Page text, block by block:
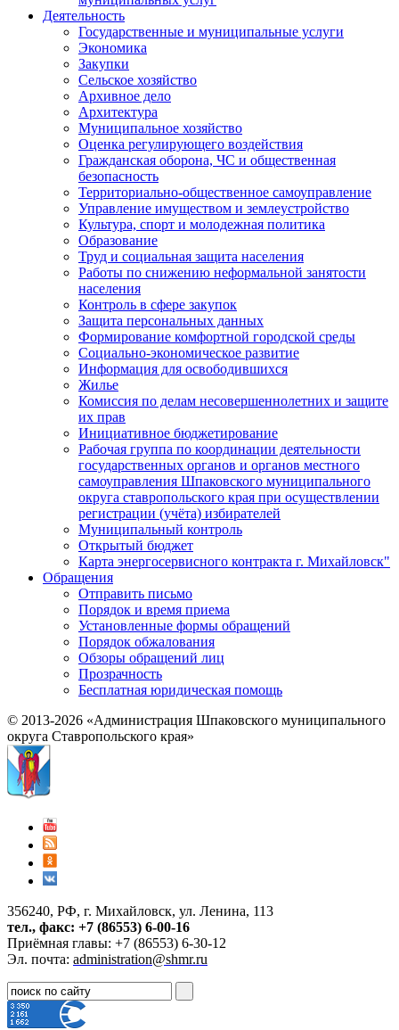
Деятельность
Государственные и муниципальные услуги
Экономика
Закупки
Сельское хозяйство
Архивное дело
Архитектура
Муниципальное хозяйство
Оценка регулирующего воздействия
Гражданская оборона, ЧС и общественная
безопасность
Территориально-общественное самоуправление
Управление имуществом и землеустройство
Культура, спорт и молодежная политика
Образование
Труд и социальная защита населения
Работы по снижению неформальной занятости
населения
Контроль в сфере закупок
Защита персональных данных
Формирование комфортной городской среды
Социально-экономическое развитие
Информация для освободившихся
Жилье
Комиссия по делам несовершеннолетних и защите
их прав
Инициативное бюджетирование
Рабочая группа по координации деятельности
государственных органов и органов местного
самоуправления Шпаковского муниципального
округа ставропольского края при осуществлении
регистрации (учёта) избирателей
Муниципальный контроль
Открытый бюджет
Карта энергосервисного контракта г. Михайловск"
Обращения
Отправить письмо
Порядок и время приема
Установленные формы обращений
Порядок обжалования
Обзоры обращений лиц
Прозрачность
Бесплатная юридическая помощь
© 2013-2026 «Администрация Шпаковского муниципального
округа Ставропольского края»
356240, РФ, г. Михайловск, ул. Ленина, 113
тел., факс: +7 (86553) 6-00-16
Приёмная главы: +7 (86553) 6-30-12
Эл. почта: administration@shmr.ru